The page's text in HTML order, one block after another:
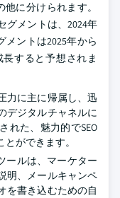
に分けられます。
グメントは、2024年
メントは2025年から
長すると予想されま
力に主に帰属し、迅
デジタルチャネルに
れた、魅力的でSEO
ができます。
ールは、マーケター
明、メールキャンペ
を書き込むための自